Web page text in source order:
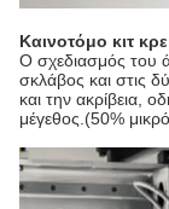
Καινοτόμο κιτ
Ο σχεδιασμός του
σκλάβος και στις
και την ακρίβεια,
μέγεθος.(50%